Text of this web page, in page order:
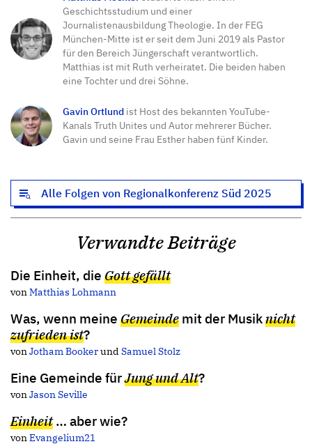
Geschichtsstudium und einer
Journalistenausbildung Theologie. In der FEG
München-Mitte ist er seit dem Juni 2019 als Pastor
für den Bereich Jüngerschaft verantwortlich.
Matthias ist mit Ruth verheiratet. Die beiden haben
eine Tochter und drei Söhne.
Gavin Ortlund ist Host des bekannten YouTube-
Kanals Truth Unites und Autor mehrerer Bücher.
Gavin und seine Frau Esther haben fünf Kinder.
Alle Folgen von Regionalkonferenz Süd 2025
Verwandte Beiträge
Die Einheit, die Gott gefällt
vonMatthias Lohmann
Was, wenn meine Gemeinde mit der Musiknicht
zufrieden ist?
vonJotham Bookerund Samuel Stolz
Eine Gemeinde fürJung und Alt?
vonJason Seville
Einheit… aber wie?
vonEvangelium21